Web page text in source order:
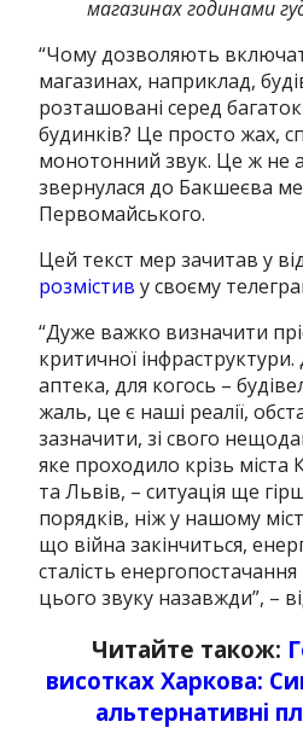
магазинах годинами
“Чому дозволяють
магазинах, наприклад,
розташовані серед
будинків? Це просто жах,
монотонний звук. Це ж не
звернулася до Бакшеєва
Первомайського.
Цей текст мер зачитав у
розмістив у своєму
“Дуже важко визначити
критичної
аптека, для когось –
жаль, це є наші реалії,
зазначити, зі свого
яке проходило крізь
та Львів, – ситуація ще
порядків, ніж у нашому
що війна закінчиться,
сталість
цього звуку назавжди”, –
Читайте також:
висотках Харкова:
альтернативні